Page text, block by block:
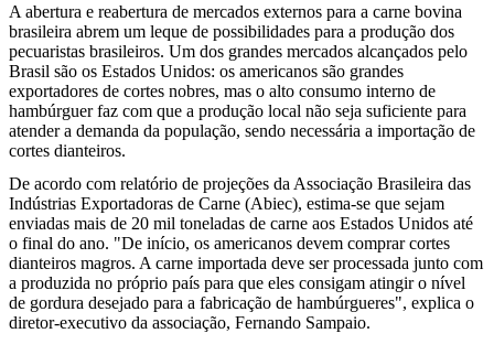
A abertura e reabertura de mercados externos para a carne bovina
brasileira abrem um leque de possibilidades para a produção dos
pecuaristas brasileiros. Um dos grandes mercados alcançados pelo
Brasil são os Estados Unidos: os americanos são grandes
exportadores de cortes nobres, mas o alto consumo interno de
hambúrguer faz com que a produção local não seja suficiente para
atender a demanda da população, sendo necessária a importação de
cortes dianteiros.
De acordo com relatório de projeções da Associação Brasileira das
Indústrias Exportadoras de Carne (Abiec), estima-se que sejam
enviadas mais de 20 mil toneladas de carne aos Estados Unidos até
o final do ano. "De início, os americanos devem comprar cortes
dianteiros magros. A carne importada deve ser processada junto com
a produzida no próprio país para que eles consigam atingir o nível
de gordura desejado para a fabricação de hambúrgueres", explica o
diretor-executivo da associação, Fernando Sampaio.